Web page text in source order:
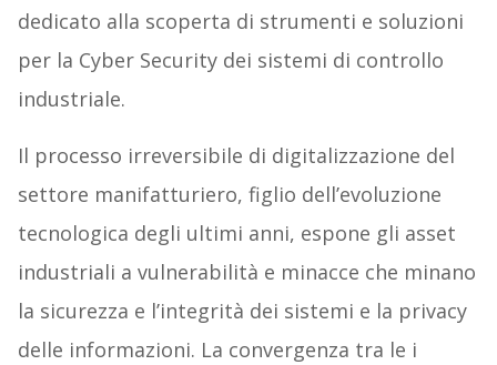
dedicato alla scoperta di strumenti e soluzioni
per la Cyber Security dei sistemi di controllo
industriale.
Il processo irreversibile di digitalizzazione del
settore manifatturiero, figlio dell’evoluzione
tecnologica degli ultimi anni, espone gli asset
industriali a vulnerabilità e minacce che minano
la sicurezza e l’integrità dei sistemi e la privacy
delle informazioni. La convergenza tra le i